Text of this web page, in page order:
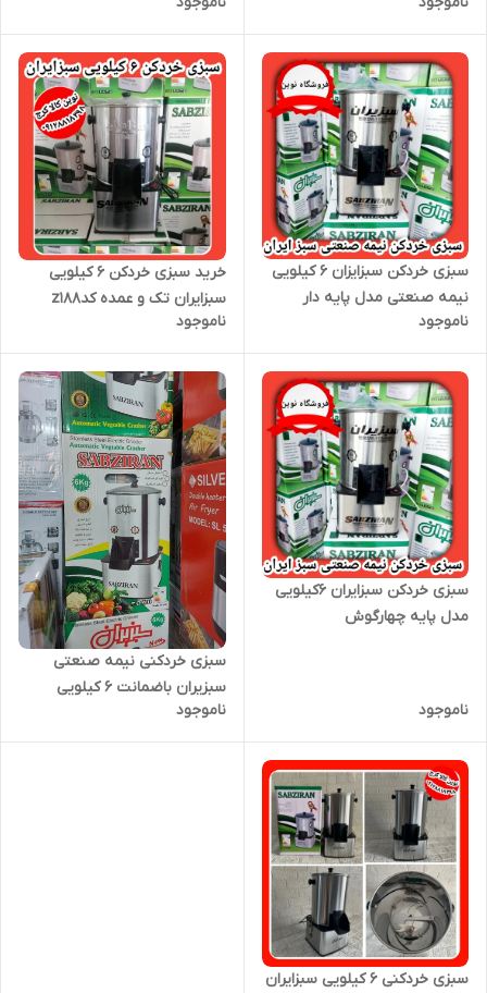
ضمانت
سبزی خردکن سبزایزان ۶ کیلویی
نیمه صنعتی مدل پایه دار
ناموجود
خرید سبزی خردکن 6 کیلویی
سبزایران تک و عمده کدz188
ناموجود
سبزی خردکن سبزایران ۶کیلویی
مدل پایه چهارگوش
ناموجود
سبزی خردکنی نیمه صنعتی
سبزیران باضمانت ۶ کیلویی
ناموجود
سبزی خردکنی ۶ کیلویی سبزایران